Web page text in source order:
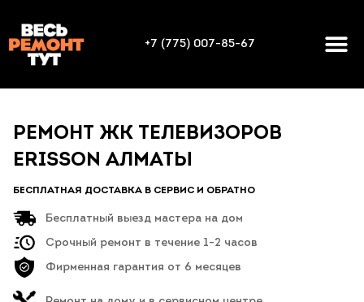
+7 (775) 007-85-67
РЕМОНТ ЖК ТЕЛЕВИЗОРОВ
ERISSON АЛМАТЫ
БЕСПЛАТНАЯ ДОСТАВКА В СЕРВИС И ОБРАТНО
Бесплатный выезд мастера на дом
Срочный ремонт в течение 1-2 часов
Фирменная гарантия от 6 месяцев